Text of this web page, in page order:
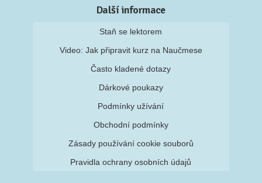
Další informace
Staň se lektorem
Video: Jak připravit kurz na Naučmese
Často kladené dotazy
Dárkové poukazy
Podmínky užívání
Obchodní podmínky
Zásady používání cookie souborů
Pravidla ochrany osobních údajů